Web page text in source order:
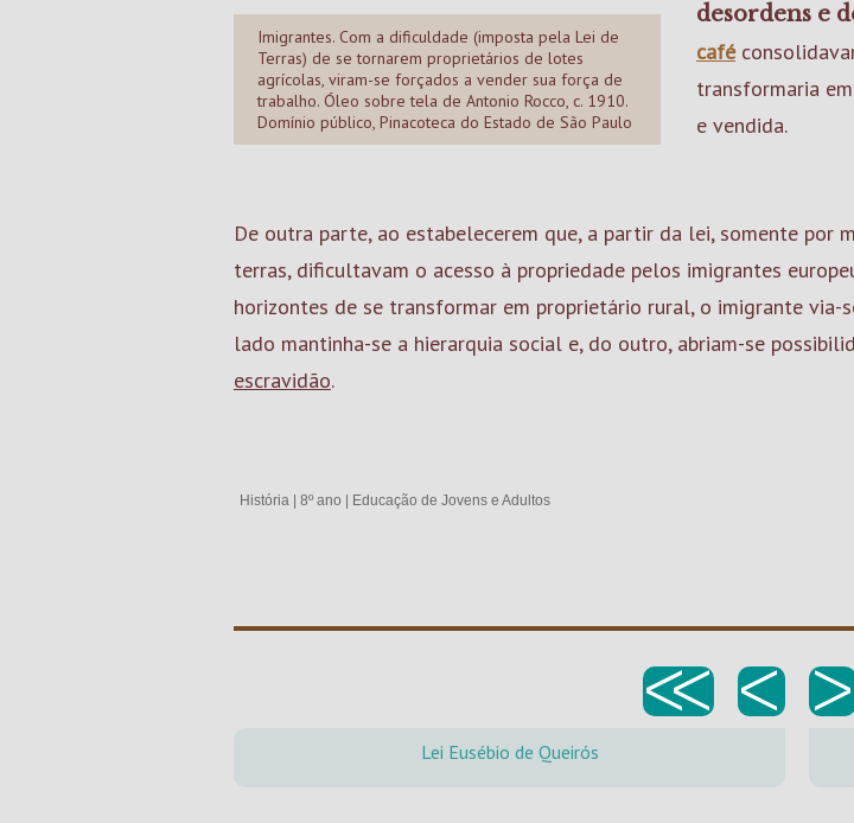
Imigrantes. Com a dificuldade (imposta pela Lei de
Terras) de se tornarem proprietários de lotes
agrícolas, viram-se forçados a vender sua força de
trabalho. Óleo sobre tela de Antonio Rocco, c. 1910.
Domínio público, Pinacoteca do Estado de São Paulo
desordens e
café
transformaria
e vendida.
De outra parte, ao estabelecerem que, a partir da lei, somente por
terras, dificultavam o acesso à propriedade pelos imigrantes
horizontes de se transformar em proprietário rural, o imigrante via-
lado mantinha-se a hierarquia social e, do outro, abriam-se
escravidão.
História 8º ano Educação de Jovens e Adultos
<< < >
Lei Eusébio de Queirós